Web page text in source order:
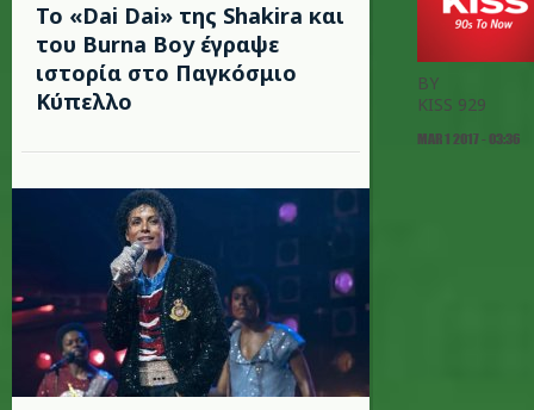
To «Dai Dai» της Shakira και
του Burna Boy έγραψε
ιστορία στο Παγκόσμιο
Κύπελλο
BY
KISS 929
MAR 1 2017 - 03:36